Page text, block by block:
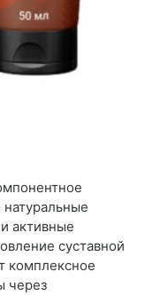
активные
суставной
комплексное
через